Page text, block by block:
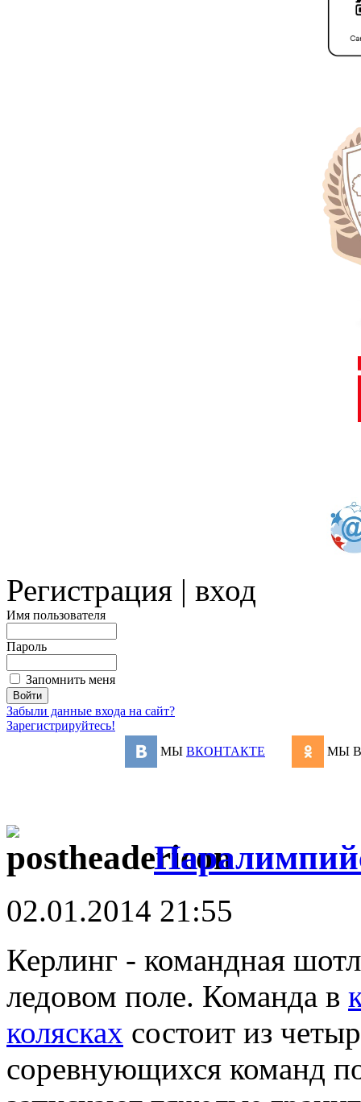
Регистрация | вход
Имя пользователя
Пароль
Запомнить меня
Забыли данные входа на сайт?
Зарегистрируйтесь!
МЫ ВКОНТАКТЕ МЫ
02.01.2014 21:55
Керлинг - командная
ледовом поле. Команда в
колясках состоит из
соревнующихся команд